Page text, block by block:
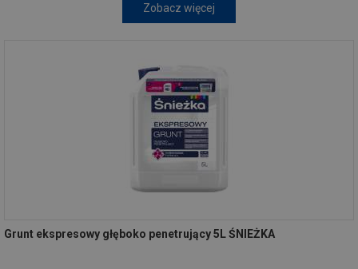
Zobacz więcej
Grunt ekspresowy głęboko penetrujący 5L ŚNIEŻKA